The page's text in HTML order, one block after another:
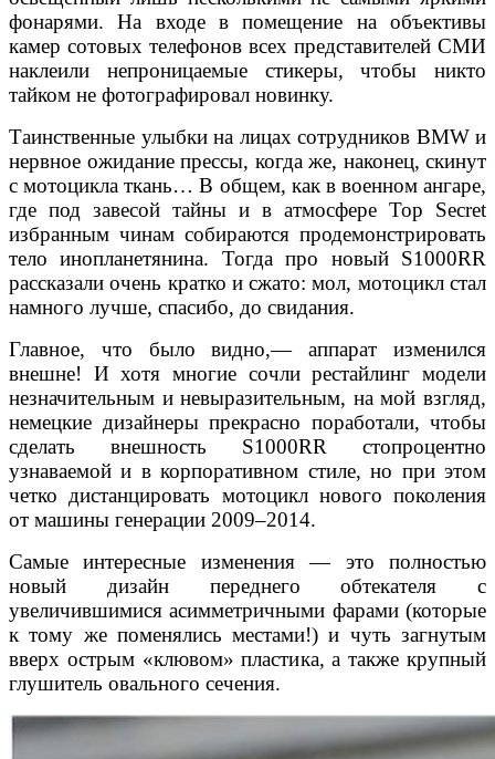
фонарями. На входе в помещение на объективы
камер сотовых телефонов всех представителей СМИ
наклеили непроницаемые стикеры, чтобы никто
тайком не фотографировал новинку.
Таинственные улыбки на лицах сотрудников BMW и
нервное ожидание прессы, когда же, наконец, скинут
с мотоцикла ткань… В общем, как в военном ангаре,
где под завесой тайны и в атмосфере Top Secret
избранным чинам собираются продемонстрировать
тело инопланетянина. Тогда про новый S1000RR
рассказали очень кратко и сжато: мол, мотоцикл стал
намного лучше, спасибо, до свидания.
Главное, что было видно,— аппарат изменился
внешне! И хотя многие сочли рестайлинг модели
незначительным и невыразительным, на мой взгляд,
немецкие дизайнеры прекрасно поработали, чтобы
сделать внешность S1000RR стопроцентно
узнаваемой и в корпоративном стиле, но при этом
четко дистанцировать мотоцикл нового поколения
от машины генерации 2009–2014.
Самые интересные изменения — это полностью
новый дизайн переднего обтекателя с
увеличившимися асимметричными фарами (которые
к тому же поменялись местами!) и чуть загнутым
вверх острым «клювом» пластика, а также крупный
глушитель овального сечения.